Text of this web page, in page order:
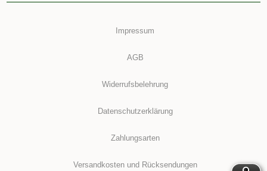
Impressum
AGB
Widerrufsbelehrung
Datenschutzerklärung
Zahlungsarten
Versandkosten und Rücksendungen